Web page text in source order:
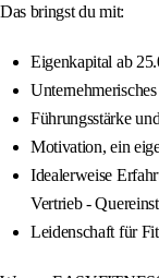
Das bringst du mit:
Eigenkapital ab
Führungsstärke
Motivation, ein
Idealerweise
Vertrieb -
Leidenschaft für